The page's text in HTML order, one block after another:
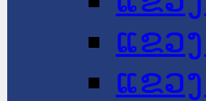
ແຂວ
ແຂວ